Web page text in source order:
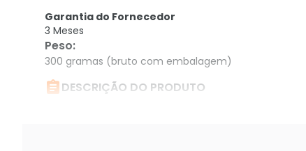
Garantia do Fornecedor
3 Meses
Peso:
300 gramas (bruto com embalagem)
DESCRIÇÃO DO PRODUTO